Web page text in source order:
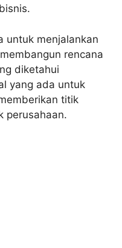
untuk menjalankan
rencana
diketahui
yang ada untuk
titik
perusahaan.